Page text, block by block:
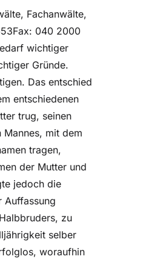
Fachanwälte,
040 2000
wichtiger
Gründe.
Das entschied
entschiedenen
trug, seinen
Mannes, mit dem
tragen,
der Mutter und
jedoch die
Auffassung
zu
selber
woraufhin